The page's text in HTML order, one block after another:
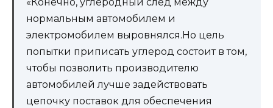
«Конечно, углеродный след между
нормальным автомобилем и
электромобилем выровнялся.Но цель
попытки приписать углерод состоит в том,
чтобы позволить производителю
автомобилей лучше задействовать
цепочку поставок для обеспечения